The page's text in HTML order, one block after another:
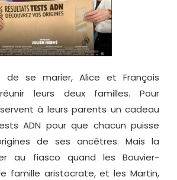
se marier, Alice et François
leurs deux familles. Pour
à leurs parents un cadeau
ADN pour que chacun puisse
de ses ancêtres. Mais la
au fiasco quand les Bouvier-
famille aristocrate, et les Martin,